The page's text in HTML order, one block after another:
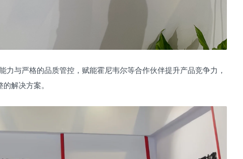
与严格的品质管控，赋能霍尼韦尔等合作伙伴提升产品竞争力，
解决方案。